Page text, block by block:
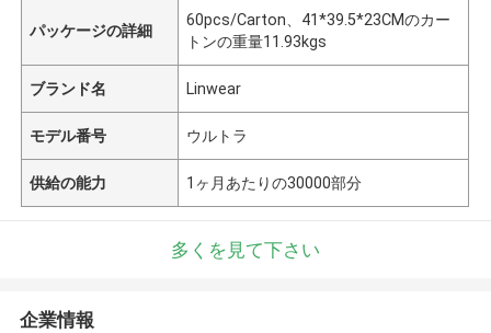
パッケージの詳細
60pcs/Carton、41*39.5*23CMのカー
トンの重量11.93kgs
ブランド名 Linwear
モデル番号 ウルトラ
供給の能力 1ヶ月あたりの30000部分
多くを見て下さい
企業情報